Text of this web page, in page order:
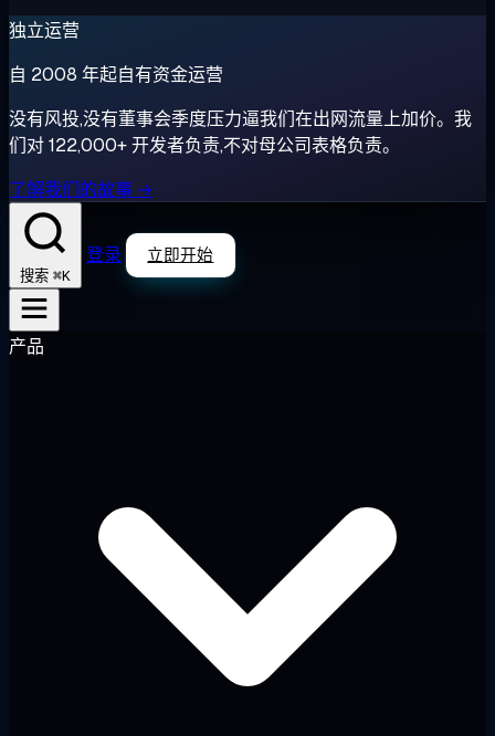
独立运营
自 2008 年起自有资金运营
没有风投,没有董事会季度压力逼我们在出网流量上加价。我
们对 122,000+ 开发者负责,不对母公司表格负责。
了解我们的故事 →
搜索 ⌘K
登录 立即开始
产品